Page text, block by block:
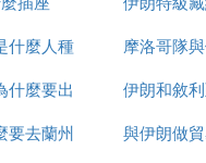
家元首,最高大權
袖手
的國家，有兩位國家
什麼人種
摩洛哥隊
什麼要出
伊朗和敘
麼
要去蘭州
與伊朗做